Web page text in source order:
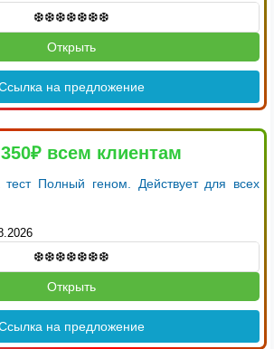
Открыть
на предложение
всем клиентам
Полный геном. Действует для всех
Открыть
на предложение